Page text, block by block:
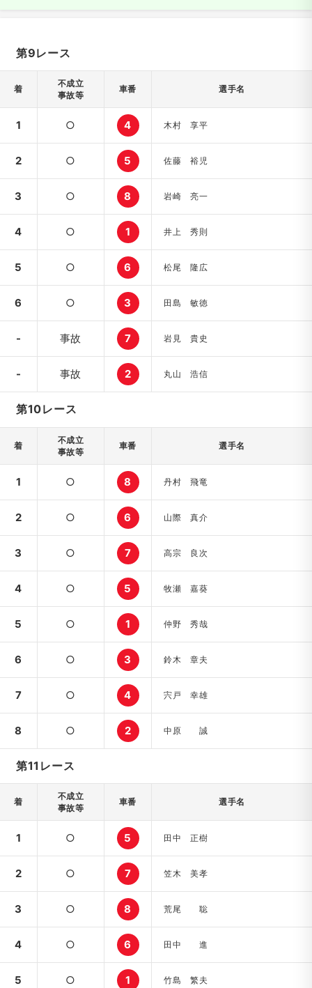
第9レース
着
不成立
事故等
車番 選手名
1 ○ 4 木村 享平
2 ○ 5 佐藤 裕児
3 ○ 8 岩崎 亮一
4 ○ 1 井上 秀則
5 ○ 6 松尾 隆広
6 ○ 3 田島 敏徳
- 事故 7 岩見 貴史
- 事故 2 丸山 浩信
第10レース
着
不成立
事故等
車番 選手名
1 ○ 8 丹村 飛竜
2 ○ 6 山際 真介
3 ○ 7 高宗 良次
4 ○ 5 牧瀬 嘉葵
5 ○ 1 仲野 秀哉
6 ○ 3 鈴木 章夫
7 ○ 4 宍戸 幸雄
8 ○ 2 中原 誠
第11レース
着
不成立
事故等
車番 選手名
1 ○ 5 田中 正樹
2 ○ 7 笠木 美孝
3 ○ 8 荒尾 聡
4 ○ 6 田中 進
5 ○ 1 竹島 繁夫